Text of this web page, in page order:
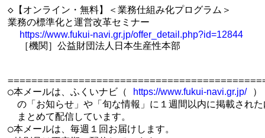
◇【オンライン・無料】＜業務仕組み化プログラム＞
業務の標準化と運営改革セミナー
https://www.fukui-navi.gr.jp/offer_detail.php?id=12844
  ［機関］公益財団法人日本生産性本部
○本メールは、ふくいナビ（
https://www.fukui-navi.gr.jp/ ）
の「お知らせ」や「旬な情報」に１週間以内に掲載され
まとめて配信しています。
○本メールは、毎週１回お届けします。